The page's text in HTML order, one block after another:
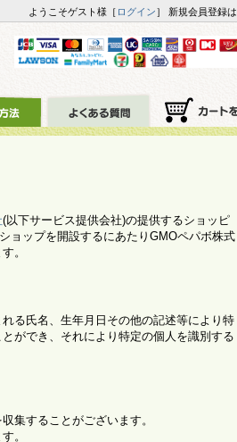
ようこそゲスト様［ ログイン］ 新規会員登録は
(以下サービス提供会社)の提供するショッピ
ョップを開設するにあたりGMOペパボ株式
。
る氏名、生年月日その他の記述等により特
ができ、それにより特定の個人を識別する
集することがございます。
。